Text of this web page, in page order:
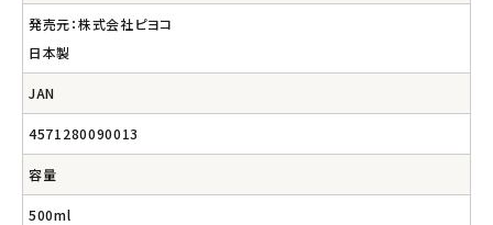
発売元：株式会社ピヨコ
日本製
JAN
4571280090013
容量
500ml